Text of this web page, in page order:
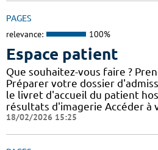
PAGES
relevance: 100%
Espace patient
Que souhaitez-vous faire ?
Préparer votre dossier
le livret d'accueil du patient
résultats d'imagerie Accéder à
18/02/2026 15:25